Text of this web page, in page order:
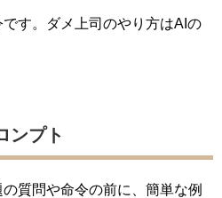
す。ダメ上司のやり方はAIの
ンプト
質問や命令の前に、簡単な例